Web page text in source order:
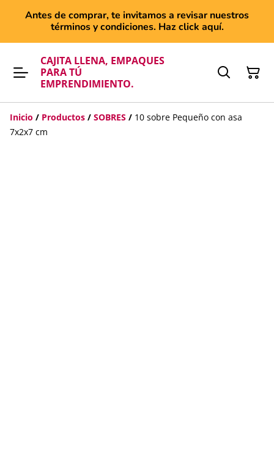
Antes de comprar, te invitamos a revisar nuestros
términos y condiciones. Haz click aquí.
CAJITA LLENA, EMPAQUES
PARA TÚ
EMPRENDIMIENTO.
Inicio / Productos / SOBRES / 10 sobre Pequeño con asa
7x2x7 cm